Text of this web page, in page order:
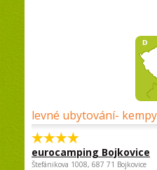
levné ubytování- kempy
eurocamping Bojkovice
Štefánikova 1008, 687 71 Bojkovice